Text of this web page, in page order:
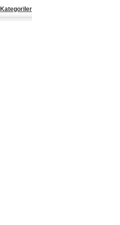
Kategoriler